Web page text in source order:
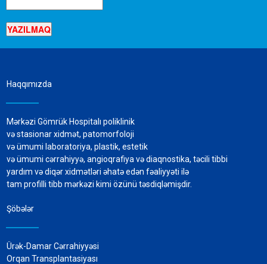
Haqqımızda
Mərkəzi Gömrük Hospitalı poliklinik
və stasionar xidmət, patomorfoloji
və ümumi laboratoriya, plastik, estetik
və ümumi cərrahiyyə, angioqrafiya və diaqnostika, təcili tibbi
yardım və diqər xidmətləri əhatə edən fəaliyyəti ilə
tam profilli tibb mərkəzi kimi özünü təsdiqləmişdir.
Şöbələr
Ürək-Damar Cərrahiyyəsi
Orqan Transplantasiyası